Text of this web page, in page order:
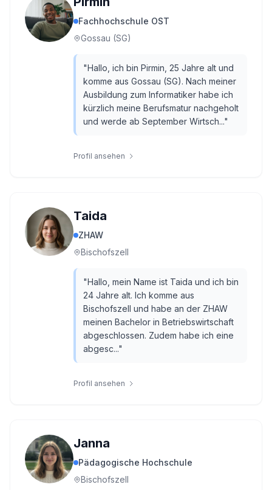
Fachhochschule OST
Gossau (SG)
"Hallo, ich bin Pirmin, 25 Jahre alt und
komme aus Gossau (SG). Nach meiner
Ausbildung zum Informatiker habe ich
kürzlich meine Berufsmatur nachgeholt
und werde ab September Wirtsch..."
Profil ansehen
Taida
ZHAW
Bischofszell
"Hallo, mein Name ist Taida und ich bin
24 Jahre alt. Ich komme aus
Bischofszell und habe an der ZHAW
meinen Bachelor in Betriebswirtschaft
abgeschlossen. Zudem habe ich eine
abgesc..."
Profil ansehen
Janna
Pädagogische Hochschule
Bischofszell